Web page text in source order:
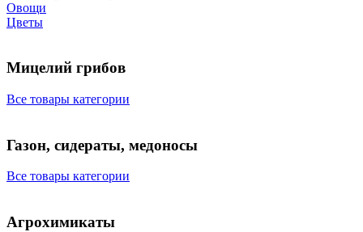
Овощи
Цветы
Мицелий грибов
Все товары категории
Газон, сидераты, медоносы
Все товары категории
Агрохимикаты